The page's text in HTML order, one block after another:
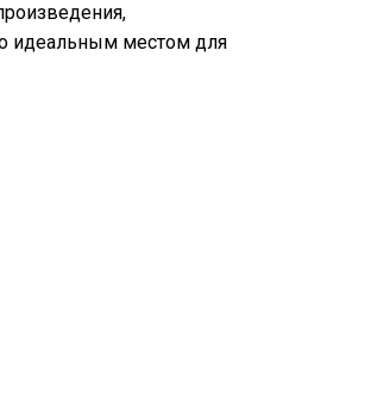
идеальным местом для